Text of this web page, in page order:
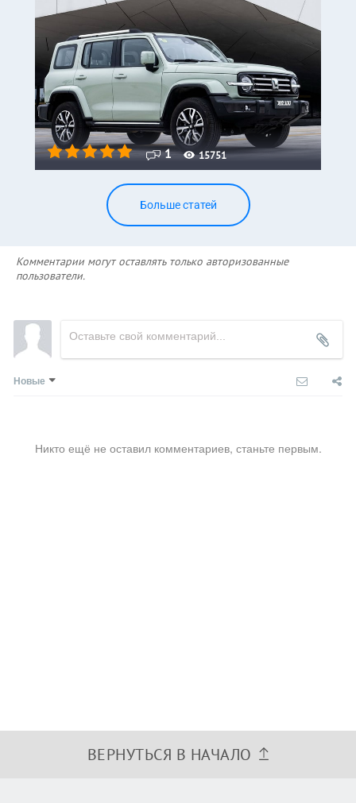
1 15751
Больше статей
Комментарии могут оставлять только авторизованные
пользователи.
Новые
Никто ещё не оставил комментариев, станьте первым.
ВЕРНУТЬСЯ В НАЧАЛО